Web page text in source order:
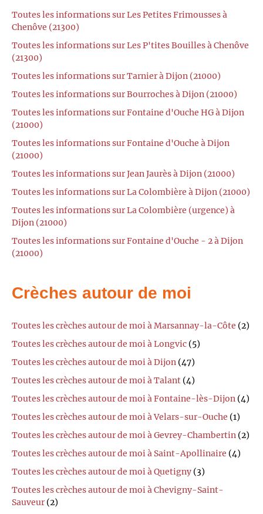
Toutes les informations sur Les Petites Frimousses à
Chenôve (21300)
Toutes les informations sur Les P'tites Bouilles à Chenôve
(21300)
Toutes les informations sur Tarnier à Dijon (21000)
Toutes les informations sur Bourroches à Dijon (21000)
Toutes les informations sur Fontaine d'Ouche HG à Dijon
(21000)
Toutes les informations sur Fontaine d'Ouche à Dijon
(21000)
Toutes les informations sur Jean Jaurès à Dijon (21000)
Toutes les informations sur La Colombière à Dijon (21000)
Toutes les informations sur La Colombière (urgence) à
Dijon (21000)
Toutes les informations sur Fontaine d'Ouche - 2 à Dijon
(21000)
Crèches autour de moi
Toutes les crèches autour de moi à Marsannay-la-Côte (2)
Toutes les crèches autour de moi à Longvic (5)
Toutes les crèches autour de moi à Dijon (47)
Toutes les crèches autour de moi à Talant (4)
Toutes les crèches autour de moi à Fontaine-lès-Dijon (4)
Toutes les crèches autour de moi à Velars-sur-Ouche (1)
Toutes les crèches autour de moi à Gevrey-Chambertin (2)
Toutes les crèches autour de moi à Saint-Apollinaire (4)
Toutes les crèches autour de moi à Quetigny (3)
Toutes les crèches autour de moi à Chevigny-Saint-
Sauveur (2)